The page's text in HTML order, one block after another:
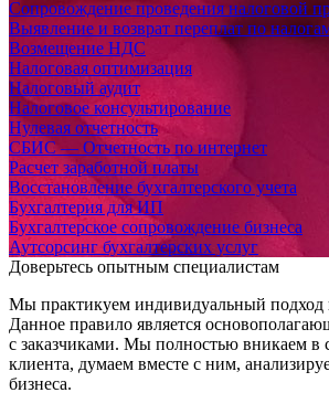
Сопровождение проведения налоговой
Выявление и возврат переплат по
Возмещение НДС
Налоговая оптимизация
Налоговый аудит
Налоговое консультирование
Нулевая отчетность
СБИС — Отчетность по интернет
Расчет заработной платы
Восстановление бухгалтерского учета
Бухгалтерия для ИП
Бухгалтерское сопровождение бизнеса
Аутсорсинг бухгалтерских услуг
Доверьтесь опытным специалистам
Мы практикуем индивидуальный подход
Данное правило является
с заказчиками. Мы полностью вникаем в
клиента, думаем вместе с ним,
бизнеса.